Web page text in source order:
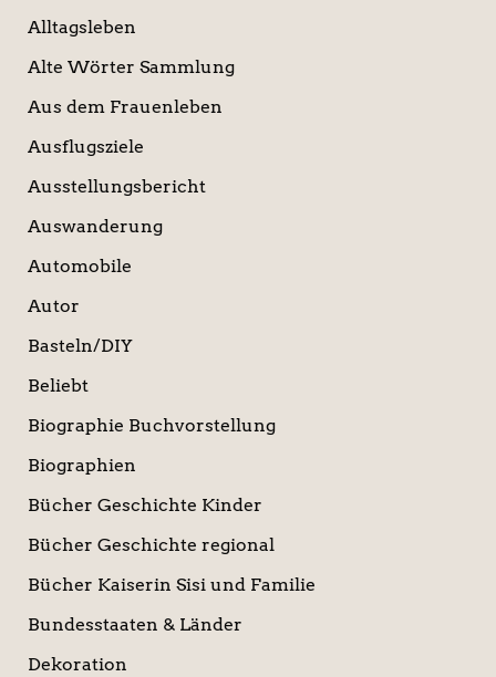
Alltagsleben
Alte Wörter Sammlung
Aus dem Frauenleben
Ausflugsziele
Ausstellungsbericht
Auswanderung
Automobile
Autor
Basteln/DIY
Beliebt
Biographie Buchvorstellung
Biographien
Bücher Geschichte Kinder
Bücher Geschichte regional
Bücher Kaiserin Sisi und Familie
Bundesstaaten & Länder
Dekoration